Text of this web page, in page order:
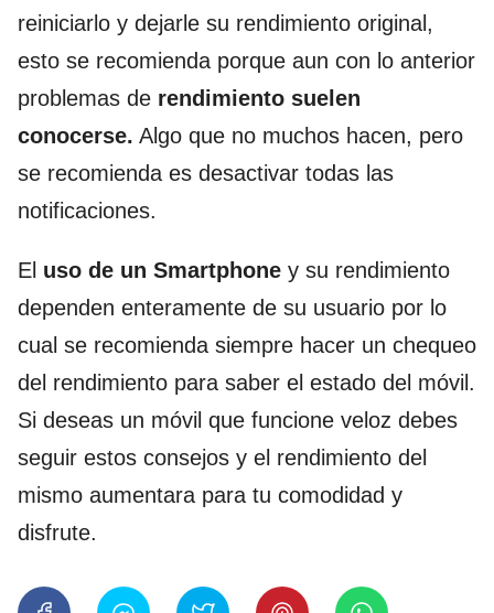
reiniciarlo y dejarle su rendimiento original,
esto se recomienda porque aun con lo anterior
problemas de rendimiento suelen
conocerse. Algo que no muchos hacen, pero
se recomienda es desactivar todas las
notificaciones.
El uso de un Smartphone y su rendimiento
dependen enteramente de su usuario por lo
cual se recomienda siempre hacer un chequeo
del rendimiento para saber el estado del móvil.
Si deseas un móvil que funcione veloz debes
seguir estos consejos y el rendimiento del
mismo aumentara para tu comodidad y
disfrute.